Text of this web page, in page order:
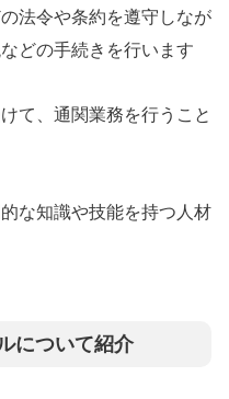
法令や条約を遵守しなが
どの手続きを行います
て、通関業務を行うこと
な知識や技能を持つ人材
について紹介